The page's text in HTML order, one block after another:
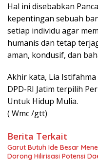
Hal ini disebabkan
kepentingan sebuah
setiap individu agar
humanis dan tetap
aman, kondusif, dan
Akhir kata, Lia
DPD-RI Jatim terpilih
Untuk Hidup Mulia.
( Wmc /gtt)
Berita Terkait
Garut Butuh Ide Besar
Dorong Hilirisasi Potensi